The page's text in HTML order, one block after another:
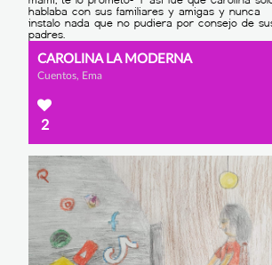
CAROLINA LA MODERNA
Cuentos, Ema
2